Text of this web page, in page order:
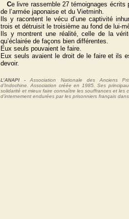
Ce livre rassemble 27 témoignages écrits
de l’armée japonaise et du Vietminh.
Ils y racontent le vécu d’une captivité
trois et détruisit le troisième au fond de lui-
Ils y montrent une réalité, celle de la
qu’éclairée de façons bien différentes.
Eux seuls pouvaient le faire.
Eux seuls avaient le droit de le faire et ils
devoir.
L’ANAPI - Association Nationale des Anciens
d’Indochine. Association créée en 1985. Ses
solidarité et mieux faire connaître les souffrances et les
d’internement endurées par les prisonniers français